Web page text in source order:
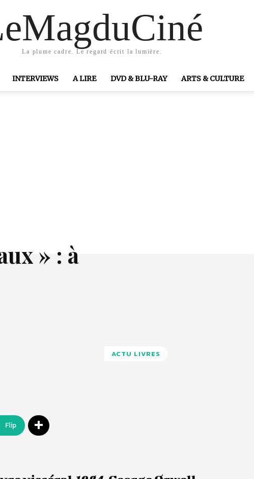
La plume cadre. Le regard écrit la lumière.
INTERVIEWS A LIRE DVD & BLU-RAY ARTS & CULTURE
» : à
ACTU LIVRES
Flip